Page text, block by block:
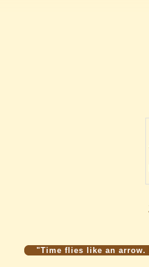
"Time flies like an